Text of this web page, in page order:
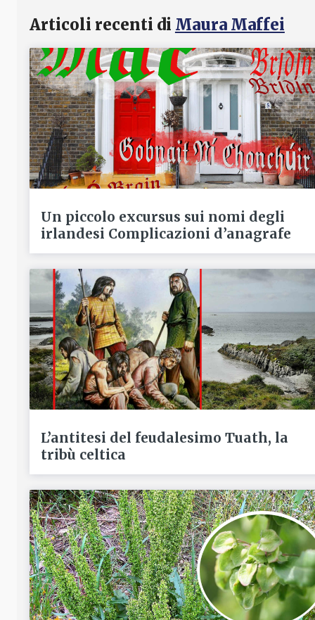
Articoli recenti di Maura Maffei
Un piccolo excursus sui nomi degli
irlandesi Complicazioni d’anagrafe
L’antitesi del feudalesimo Tuath, la
tribù celtica